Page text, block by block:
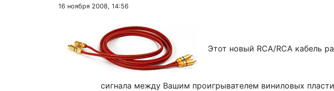
16 ноября 2008, 14:56
Этот новый RCA/RCA кабель
сигнала между Вашим проигрывателем виниловых